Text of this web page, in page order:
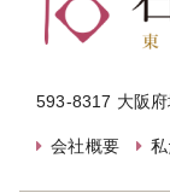
593-8317 大阪
会社概要